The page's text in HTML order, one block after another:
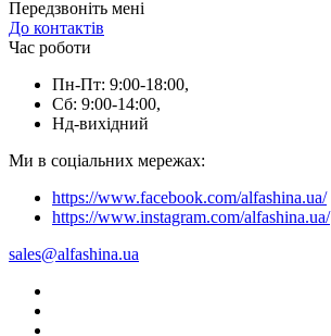
Передзвоніть мені
До контактів
Час роботи
Пн-Пт: 9:00-18:00,
Сб: 9:00-14:00,
Нд-вихідний
Ми в соціальних мережах:
https://www.facebook.com/alfashina.ua/
https://www.instagram.com/alfashina.ua/
sales@alfashina.ua